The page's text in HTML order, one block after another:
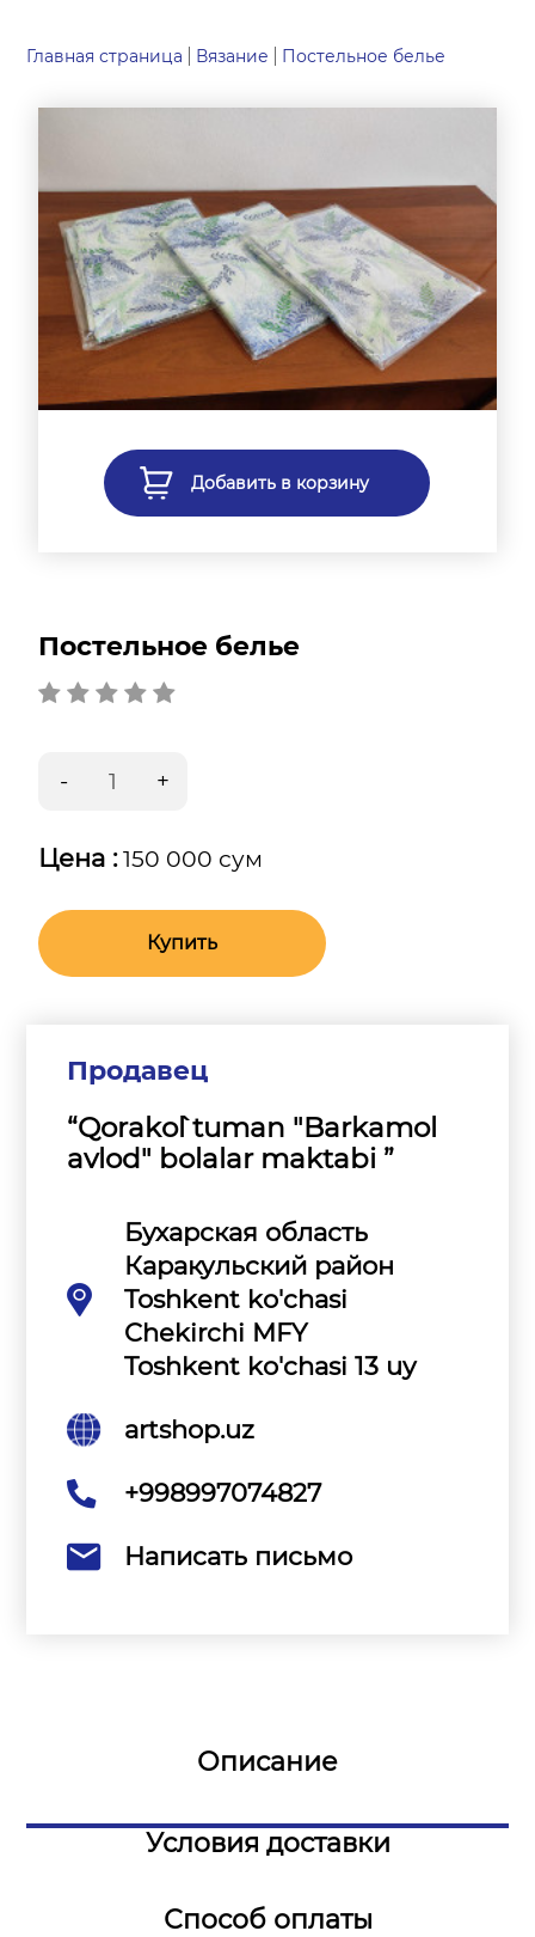
Главная страница Вязание Постельное белье
Добавить в корзину
Постельное белье
Цена :150 000 сум
Купить
Продавец
“Qorako`l tuman "Barkamol
avlod" bolalar maktabi ”
Бухарская область
Каракульский район
Toshkent ko'chasi
Chekirchi MFY
Toshkent ko'chasi 13 uy
artshop.uz
+998997074827
Написать письмо
Описание
Условия доставки
Способ оплаты